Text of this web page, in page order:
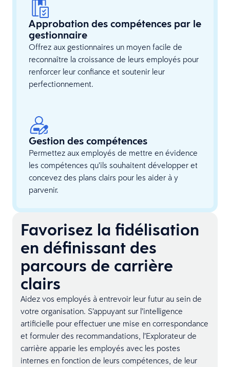
Approbation des compétences par le
gestionnaire
Offrez aux gestionnaires un moyen facile de
reconnaître la croissance de leurs employés pour
renforcer leur confiance et soutenir leur
perfectionnement.
Gestion des compétences
Permettez aux employés de mettre en évidence
les compétences qu’ils souhaitent développer et
concevez des plans clairs pour les aider à y
parvenir.
Favorisez la fidélisation
en définissant des
parcours de carrière
clairs­­
Aidez vos employés à entrevoir leur futur au sein de
votre organisation. S’appuyant sur l’intelligence
artificielle pour effectuer une mise en correspondance
et formuler des recommandations, l’Explorateur de
carrière apparie les employés avec les postes
internes en fonction de leurs compétences, de leur